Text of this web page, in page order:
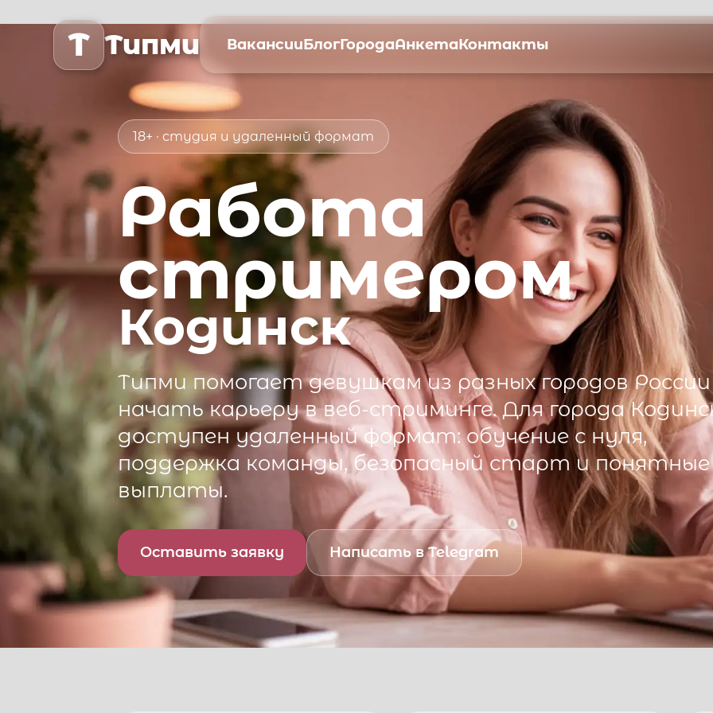
T Типми ВакансииБлогГородаАнкетаКонтакты
18+ · студия и удаленный формат
Работа
стримером
Кодинск
Типмипомогает девушкам из разных городов России
начать карьеру в веб-стриминге. Для города
доступен удаленный формат: обучение с нуля,
поддержка команды, безопасный старт и понятные
выплаты.
Оставить заявку Написать в Telegram